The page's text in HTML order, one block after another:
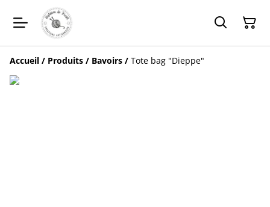
Accueil / Produits / Bavoirs / Tote bag "Dieppe"